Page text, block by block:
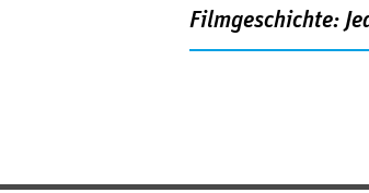
Filmgeschichte: